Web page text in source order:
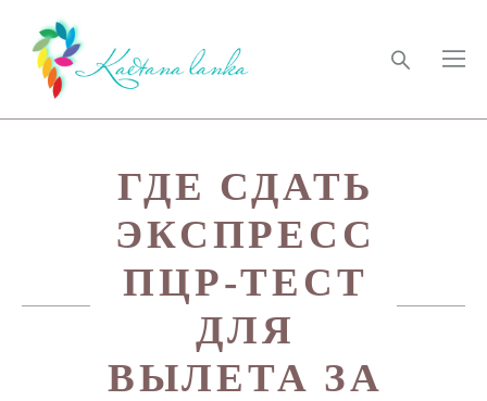
ГДЕ СДАТЬ
ЭКСПРЕСС
ПЦР-ТЕСТ
ДЛЯ
ВЫЛЕТА ЗА